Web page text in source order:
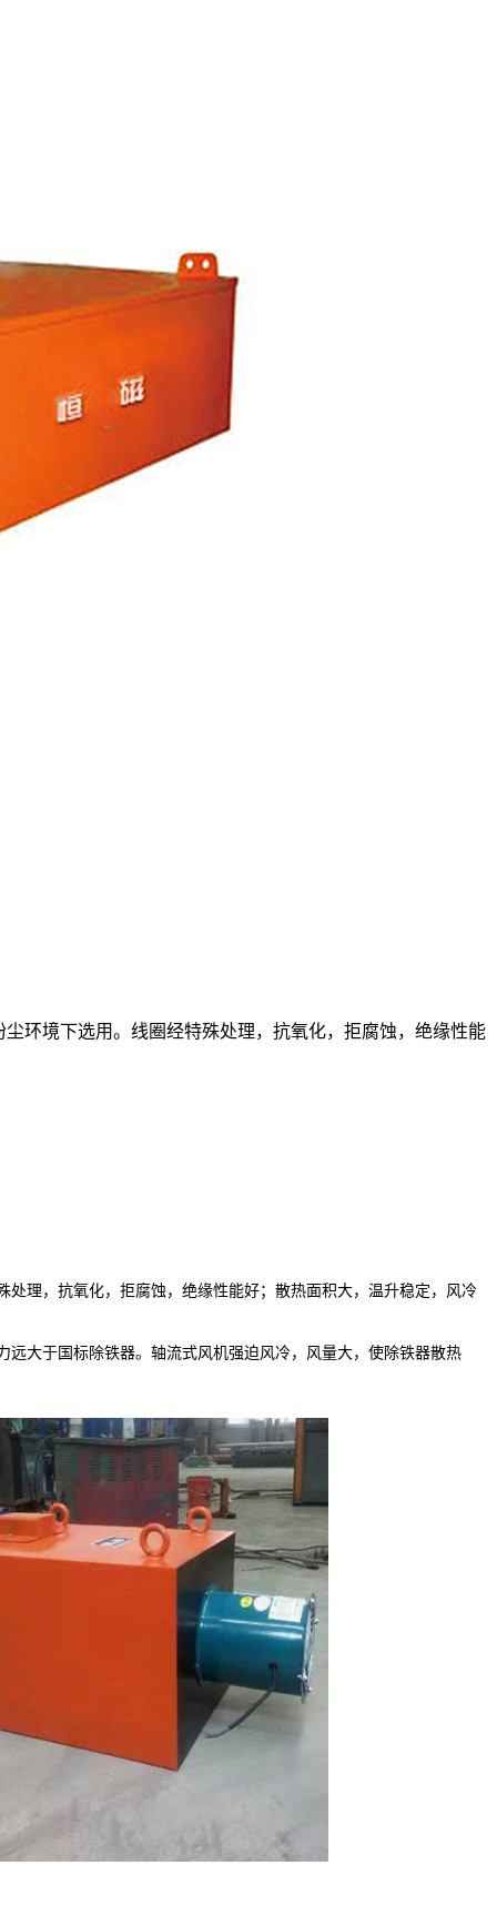
环境下选用。线圈经特殊处理，抗氧化，拒腐蚀，绝缘性能
理，抗氧化，拒腐蚀，绝缘性能好；散热面积大，温升稳定，风冷
大于国标除铁器。轴流式风机强迫风冷，风量大，使除铁器散热